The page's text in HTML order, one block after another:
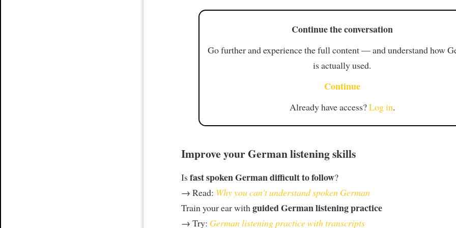
Continue the conversation
Go further and experience the full content — and understand how
is actually used.
Continue
Already have access?Log in.
Improve your German listening skills
Isfast spoken German difficult to follow?
→ Read: Why you can't understand spoken German
Train your ear withguided German listening practice
→ Try: German listening practice with transcripts